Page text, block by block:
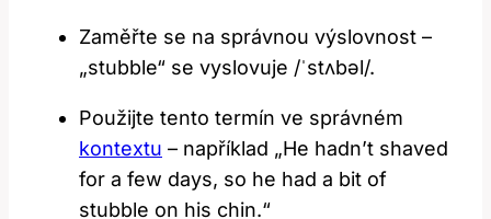
Zaměřte se na správnou výslovnost –
„stubble“ se vyslovuje /ˈstʌbəl/.
Použijte tento termín ve správném
kontextu – například „He hadn’t shaved
for a few days, so he had a bit of
stubble on his chin.“